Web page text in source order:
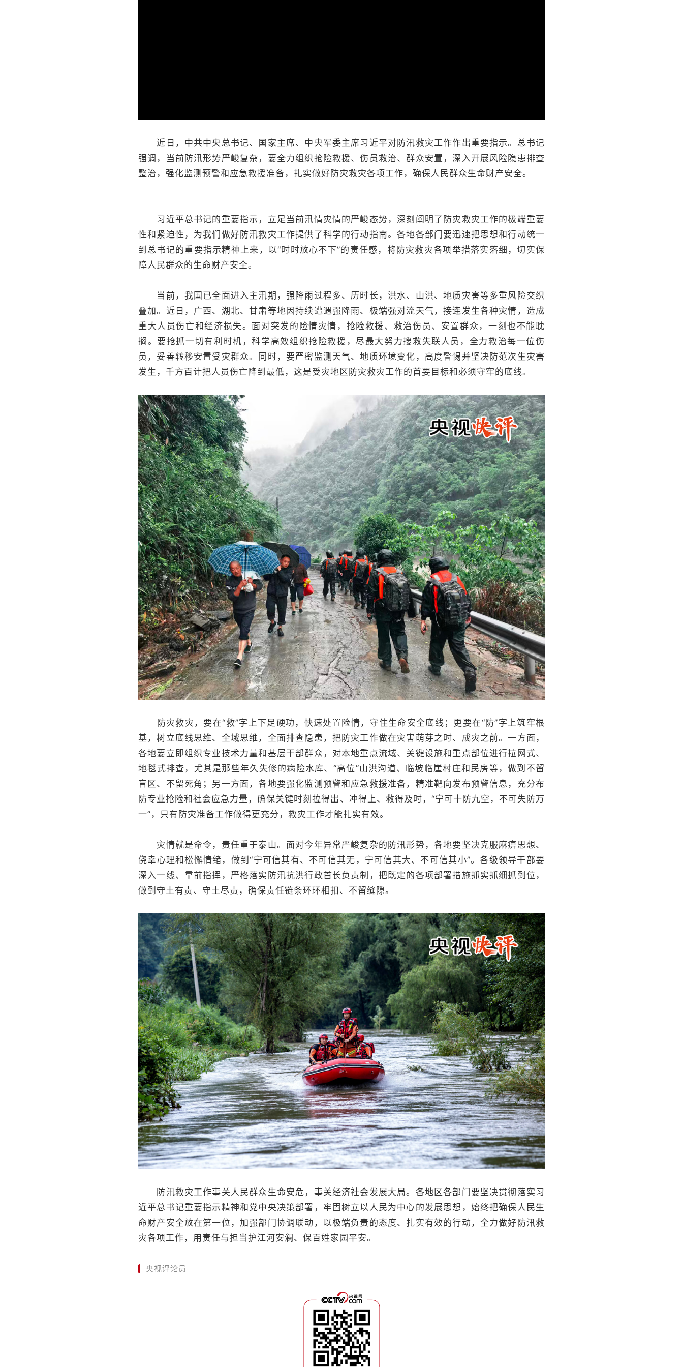
近日，中共中央总书记、国家主席、中央军委主席习近平对防汛救灾工作作出重要指示。总书记
强调，当前防汛形势严峻复杂，要全力组织抢险救援、伤员救治、群众安置，深入开展风险隐患排查
整治，强化监测预警和应急救援准备，扎实做好防灾救灾各项工作，确保人民群众生命财产安全。
习近平总书记的重要指示，立足当前汛情灾情的严峻态势，深刻阐明了防灾救灾工作的极端重要
性和紧迫性，为我们做好防汛救灾工作提供了科学的行动指南。各地各部门要迅速把思想和行动统一
到总书记的重要指示精神上来，以“时时放心不下”的责任感，将防灾救灾各项举措落实落细，切实保
障人民群众的生命财产安全。
当前，我国已全面进入主汛期，强降雨过程多、历时长，洪水、山洪、地质灾害等多重风险交织
叠加。近日，广西、湖北、甘肃等地因持续遭遇强降雨、极端强对流天气，接连发生各种灾情，造成
重大人员伤亡和经济损失。面对突发的险情灾情，抢险救援、救治伤员、安置群众，一刻也不能耽
搁。要抢抓一切有利时机，科学高效组织抢险救援，尽最大努力搜救失联人员，全力救治每一位伤
员，妥善转移安置受灾群众。同时，要严密监测天气、地质环境变化，高度警惕并坚决防范次生灾害
发生，千方百计把人员伤亡降到最低，这是受灾地区防灾救灾工作的首要目标和必须守牢的底线。
防灾救灾，要在“救”字上下足硬功，快速处置险情，守住生命安全底线；更要在“防”字上筑牢根
基，树立底线思维、全域思维，全面排查隐患，把防灾工作做在灾害萌芽之时、成灾之前。一方面，
各地要立即组织专业技术力量和基层干部群众，对本地重点流域、关键设施和重点部位进行拉网式、
地毯式排查，尤其是那些年久失修的病险水库、“高位”山洪沟道、临坡临崖村庄和民房等，做到不留
盲区、不留死角；另一方面，各地要强化监测预警和应急救援准备，精准靶向发布预警信息，充分布
防专业抢险和社会应急力量，确保关键时刻拉得出、冲得上、救得及时，“宁可十防九空，不可失防万
一”，只有防灾准备工作做得更充分，救灾工作才能扎实有效。
灾情就是命令，责任重于泰山。面对今年异常严峻复杂的防汛形势，各地要坚决克服麻痹思想、
侥幸心理和松懈情绪，做到“宁可信其有、不可信其无，宁可信其大、不可信其小”。各级领导干部要
深入一线、靠前指挥，严格落实防汛抗洪行政首长负责制，把既定的各项部署措施抓实抓细抓到位，
做到守土有责、守土尽责，确保责任链条环环相扣、不留缝隙。
防汛救灾工作事关人民群众生命安危，事关经济社会发展大局。各地区各部门要坚决贯彻落实习
近平总书记重要指示精神和党中央决策部署，牢固树立以人民为中心的发展思想，始终把确保人民生
命财产安全放在第一位，加强部门协调联动，以极端负责的态度、扎实有效的行动，全力做好防汛救
灾各项工作，用责任与担当护江河安澜、保百姓家园平安。
央视评论员